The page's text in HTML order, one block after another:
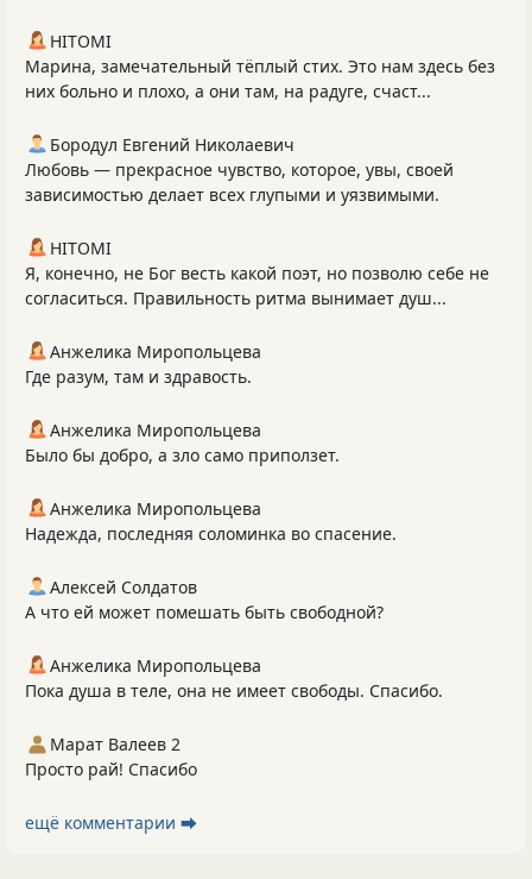
HITOMI
Марина, замечательный тёплый стих. Это нам здесь без
них больно и плохо, а они там, на радуге, счаст...
Бородул Евгений Николаевич
Любовь — прекрасное чувство, которое, увы, своей
зависимостью делает всех глупыми и уязвимыми.
HITOMI
Я, конечно, не Бог весть какой поэт, но позволю себе не
согласиться. Правильность ритма вынимает душ...
Анжелика Миропольцева
Где разум, там и здравость.
Анжелика Миропольцева
Было бы добро, а зло само приползет.
Анжелика Миропольцева
Надежда, последняя соломинка во спасение.
Алексей Солдатов
А что ей может помешать быть свободной?
Анжелика Миропольцева
Пока душа в теле, она не имеет свободы. Спасибо.
Марат Валеев 2
Просто рай! Спасибо
ещё комментарии ⮕